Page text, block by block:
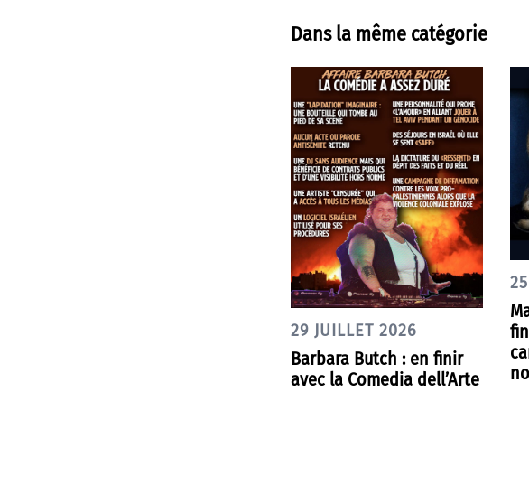
Dans la même catégorie
29 JUILLET 2026
Barbara Butch : en finir
avec la Comedia dell’Arte